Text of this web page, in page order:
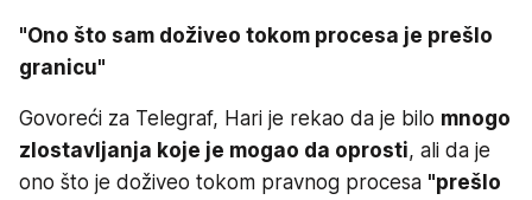
"Ono što sam doživeo tokom procesa je prešlo
granicu"
Govoreći za Telegraf, Hari je rekao da je bilo mnogo
zlostavljanja koje je mogao da oprosti, ali da je
ono što je doživeo tokom pravnog procesa "prešlo